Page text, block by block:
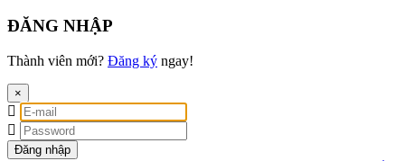
ĐĂNG NHẬP
Thành viên mới? Đăng ký ngay!
×
Đăng nhập